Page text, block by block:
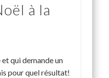
à la
qui demande un
pour quel résultat!